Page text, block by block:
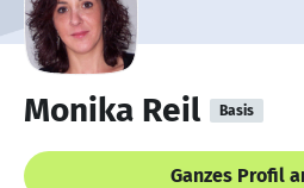
Monika Reil Basis
Ganzes Profil